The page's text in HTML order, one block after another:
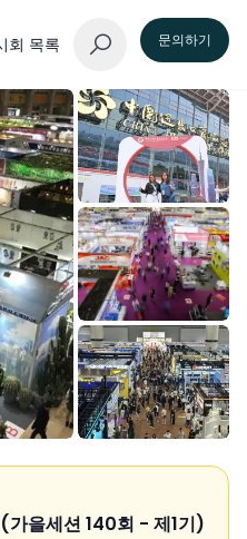
회 목록 문의하기
을세션 140회 - 제1기)